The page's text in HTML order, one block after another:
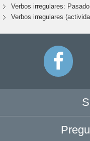
Verbos irregulares:
Verbos irregulares